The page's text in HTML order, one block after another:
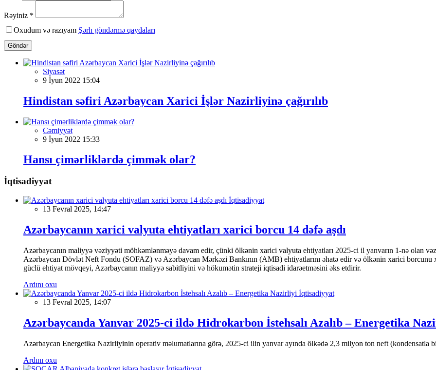
Rəyiniz *
Oxudum və razıyam Şərh göndərmə qaydaları
Göndər
Siyasət
9 İyun 2022 15:04
Hindistan səfiri Azərbaycan Xarici İşlər Nazirliyinə çağırılıb
Cəmiyyət
9 İyun 2022 15:33
Hansı çimərliklərdə çimmək olar?
İqtisadiyyat
İqtisadiyyat
13 Fevral 2025, 14:47
Azərbaycanın xarici valyuta ehtiyatları xarici borcu 14 dəfə aşdı
Azərbaycanın maliyyə vəziyyəti möhkəmlənməyə davam edir, çünki ölkənin xarici valyuta ehtiyatları 2025-ci il yanvarın 1-nə olan
Azərbaycan Dövlət Neft Fondu (SOFAZ) və Azərbaycan Mərkəzi Bankının (AMB) ehtiyatlarını əhatə edir və ölkənin xarici
güclü ehtiyat mövqeyi, Azərbaycanın maliyyə sabitliyini və hökumətin strateji iqtisadi idarəetməsini əks etdirir.
Ardını oxu
İqtisadiyyat
13 Fevral 2025, 14:07
Azərbaycanda Yanvar 2025-ci ildə Hidrokarbon İstehsalı Azalıb – Energetika
Azərbaycan Energetika Nazirliyinin operativ məlumatlarına görə, 2025-ci ilin yanvar ayında ölkədə 2,3 milyon ton neft (kondensatla
Ardını oxu